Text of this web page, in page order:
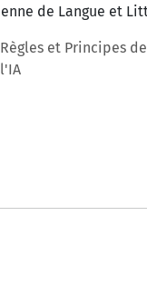
Règles et Principes de
l'IA